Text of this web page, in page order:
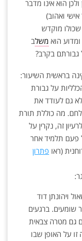
הוא אינו מדבר
ואהוב)
מוקדש
הוא משלב
גבורתם בקרב?
בראשית השיעור:
על גבורת
גם לעודד את
מה כוללת תורת
זה, נקרין על
פעם תלמיד אחר
(ראו פתרון
ויהונתן דוד
שומעים. ברגעים
גם מטרה צבאית
זו על האופן שבו